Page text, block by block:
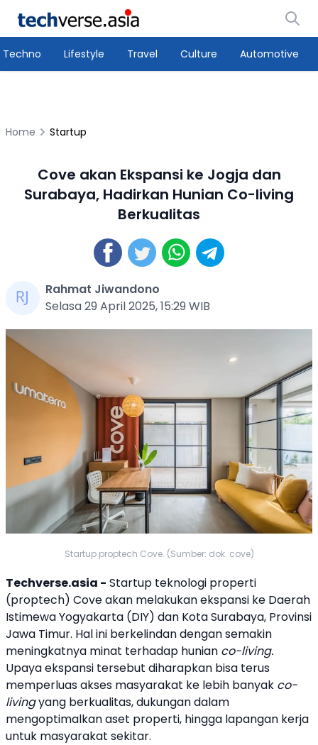
Techno Lifestyle Travel Culture Automotive
Home Startup
Cove akan Ekspansi ke Jogja dan
Surabaya, Hadirkan Hunian Co-living
Berkualitas
Rahmat Jiwandono
Selasa 29 April 2025, 15:29 WIB
Startup proptech Cove. (Sumber: dok. cove)
Techverse.asia - Startup teknologi properti
(proptech) Coveakan melakukan ekspansi ke Daerah
Istimewa Yogyakarta (DIY) dan KotaSurabaya, Provinsi
Jawa Timur. Hal ini berkelindan dengan semakin
meningkatnya minat terhadap hunian co-living.
Upaya ekspansi tersebut diharapkan bisa terus
memperluas akses masyarakat ke lebih banyak co-
livingyang berkualitas, dukungan dalam
mengoptimalkan aset properti, hingga lapangan kerja
untuk masyarakat sekitar.